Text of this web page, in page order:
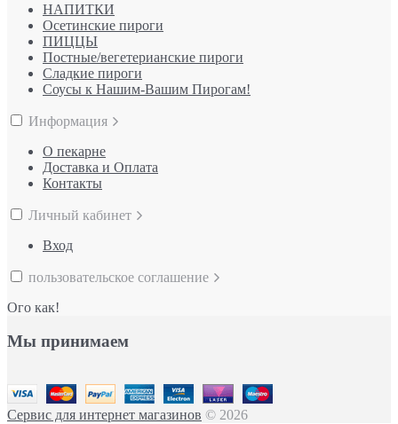
НАПИТКИ
Осетинские пироги
ПИЦЦЫ
Постные/вегетерианские пироги
Сладкие пироги
Соусы к Нашим-Вашим Пирогам!
Информация
О пекарне
Доставка и Оплата
Контакты
Личный кабинет
Вход
пользовательское соглашение
Ого как!
Мы принимаем
Сервис для интернет магазинов © 2026